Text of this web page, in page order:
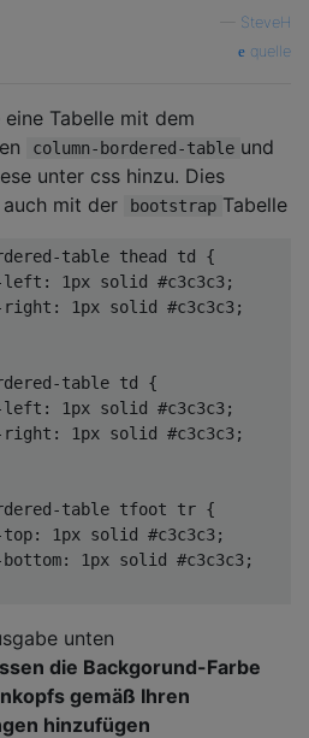
SteveH
quelle
eine Tabelle mit dem
column-bordered-table und
unter css hinzu. Dies
mit der
bootstrap Tabelle
table thead td {
left : 1px solid #c3c3c3;
right : 1px solid #c3c3c3;
table td {
left : 1px solid #c3c3c3;
right : 1px solid #c3c3c3;
table tfoot tr {
top: 1px solid #c3c3c3;
: 1px solid #c3c3c3;
unten
die Backgorund-Farbe
gemäß Ihren
hinzufügen